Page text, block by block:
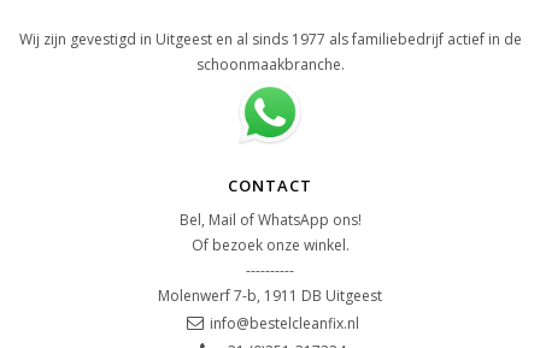
Wij zijn gevestigd in Uitgeest en al sinds 1977 als familiebedrijf actief in de
schoonmaakbranche.
CONTACT
Bel, Mail of WhatsApp ons!
Of bezoek onze winkel.
----------
Molenwerf 7-b, 1911 DB Uitgeest
info@bestelcleanfix.nl